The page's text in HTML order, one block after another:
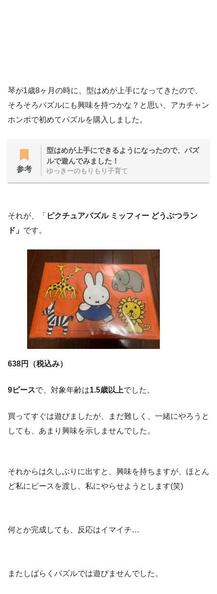
琴が1歳8ヶ月の時に、型はめが上手になってきたので、
そろそろパズルにも興味を持つかな？と思い、アカチャン
ホンポで初めてパズルを購入しました。
参考
型はめが上手にできるようになったので、パズ
ルで遊んでみました！
ゆっきーのもりもり子育て
それが、「 ピクチュアパズル ミッフィー どうぶつラン
ド」 です。
638円（税込み）
9ピースで、対象年齢は1.5歳以上でした。
買ってすぐは遊びましたが、まだ難しく、一緒にやろうと
しても、あまり興味を示しませんでした。
それからは久しぶりに出すと、興味を持ちますが、ほとん
ど私にピースを渡し、私にやらせようとします(笑)
何とか完成しても、反応はイマイチ…
またしばらくパズルでは遊びませんでした。